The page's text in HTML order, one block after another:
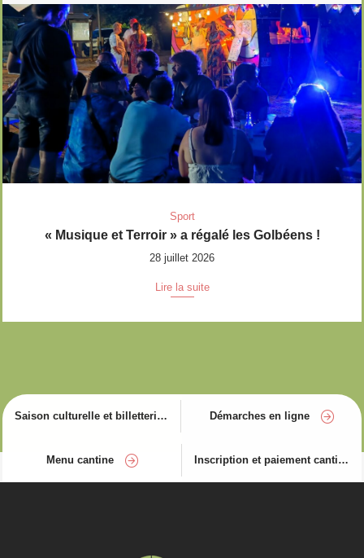
Sport
« Musique et Terroir » a régalé les Golbéens !
28 juillet 2026
Lire la suite
Saison culturelle et billetterie Démarches en ligne
Menu cantine Inscription et paiement cantine